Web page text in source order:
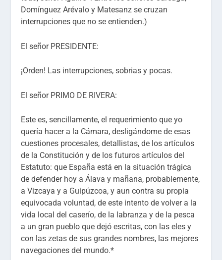
Domínguez Arévalo y Matesanz se cruzan
interrupciones que no se entienden.)
El señor PRESIDENTE:
¡Orden! Las interrupciones, sobrias y pocas.
El señor PRIMO DE RIVERA:
Este es, sencillamente, el requerimiento que yo
quería hacer a la Cámara, desligándome de esas
cuestiones procesales, detallistas, de los artículos
de la Constitución y de los futuros artículos del
Estatuto: que España está en la situación trágica
de defender hoy a Álava y mañana, probablemente,
a Vizcaya y a Guipúzcoa, y aun contra su propia
equivocada voluntad, de este intento de volver a la
vida local del caserío, de la labranza y de la pesca
a un gran pueblo que dejó escritas, con laseles y
con laszetas de sus grandes nombres, las mejores
navegaciones del mundo.*